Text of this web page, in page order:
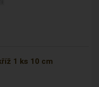
1 ks 10 cm